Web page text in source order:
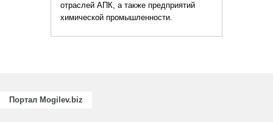
отраслей АПК, а также предприятий
химической промышленности.
Портал Mogilev.biz